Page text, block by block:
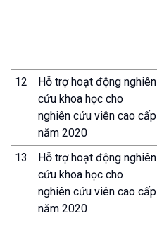
12
Hỗ trợ hoạt động nghiên
cứu khoa học cho
nghiên cứu viên cao cấp
năm 2020
13
Hỗ trợ hoạt động nghiên
cứu khoa học cho
nghiên cứu viên cao cấp
năm 2020